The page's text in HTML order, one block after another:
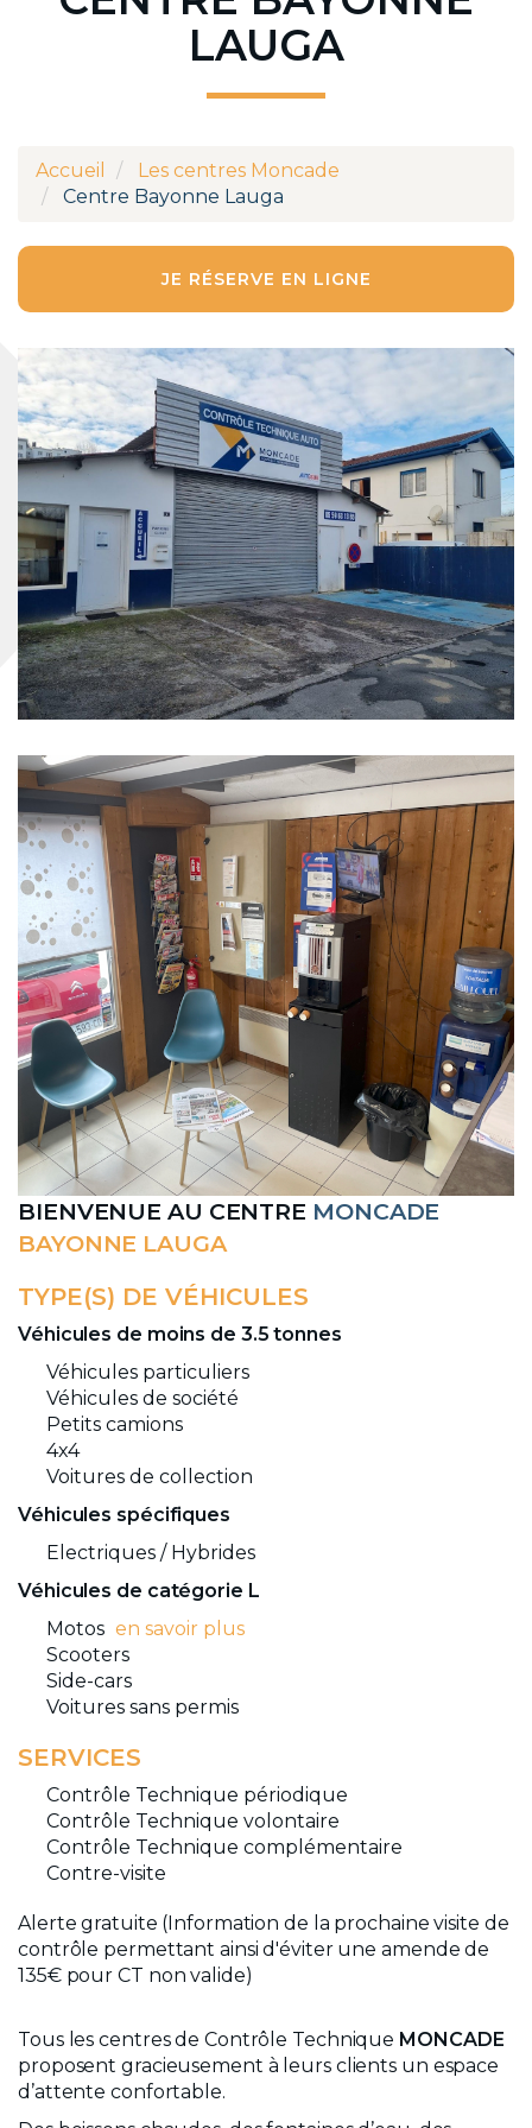
LAUGA
Accueil
Les centres Moncade
Centre Bayonne Lauga
BIENVENUE AU CENTRE MONCADE
BAYONNE LAUGA
TYPE(S) DE VÉHICULES
Véhicules de moins de 3.5 tonnes
Véhicules particuliers
Véhicules de société
Petits camions
4x4
Voitures de collection
Véhicules spécifiques
Electriques / Hybrides
Véhicules de catégorie L
Motos en savoir plus
Scooters
Side-cars
Voitures sans permis
SERVICES
Contrôle Technique périodique
Contrôle Technique volontaire
Contrôle Technique complémentaire
Contre-visite
Alerte gratuite (Information de la prochaine visite de
contrôle permettant ainsi d'éviter une amende de
135€ pour CT non valide)
Tous les centres de Contrôle Technique MONCADE
proposent gracieusement à leurs clients un espace
d’attente confortable.
JE RÉSERVE EN LIGNE